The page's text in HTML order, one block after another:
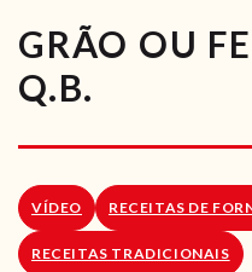
GRÃO OU
Q.B.
VÍDEO RECEITAS DE
RECEITAS TRADICIONAIS